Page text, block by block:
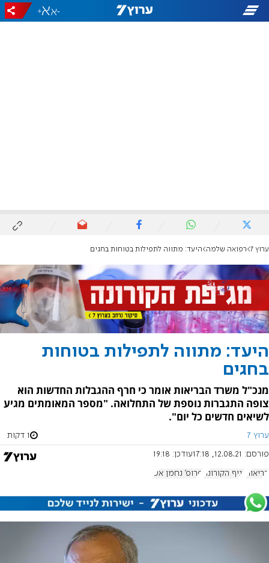
-
+
ערוץ 7 רפואה שלמה היעד: מתווה לתפילות בטוחות בחגים
היעד: מתווה לתפילות בטוחות
בחגים
מנכ"ל משרד הבריאות אומר כי חרף ההגבלות החדשות הוא
צופה התגברות נוספת של התחלואה. "מספר המאומתים מגיע
לשיאים חדשים כל יום".
ערוץ 7 1 דקות
פורסם: 12.08.21, 17:18 עודכן: 19:18
בריאות נגיף הקורונה פרופ' נחמן אש